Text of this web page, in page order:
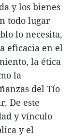
y los bienes
todo lugar
lo necesita,
eficacia en el
la ética
la
del Tío
De este
y vínculo
y el